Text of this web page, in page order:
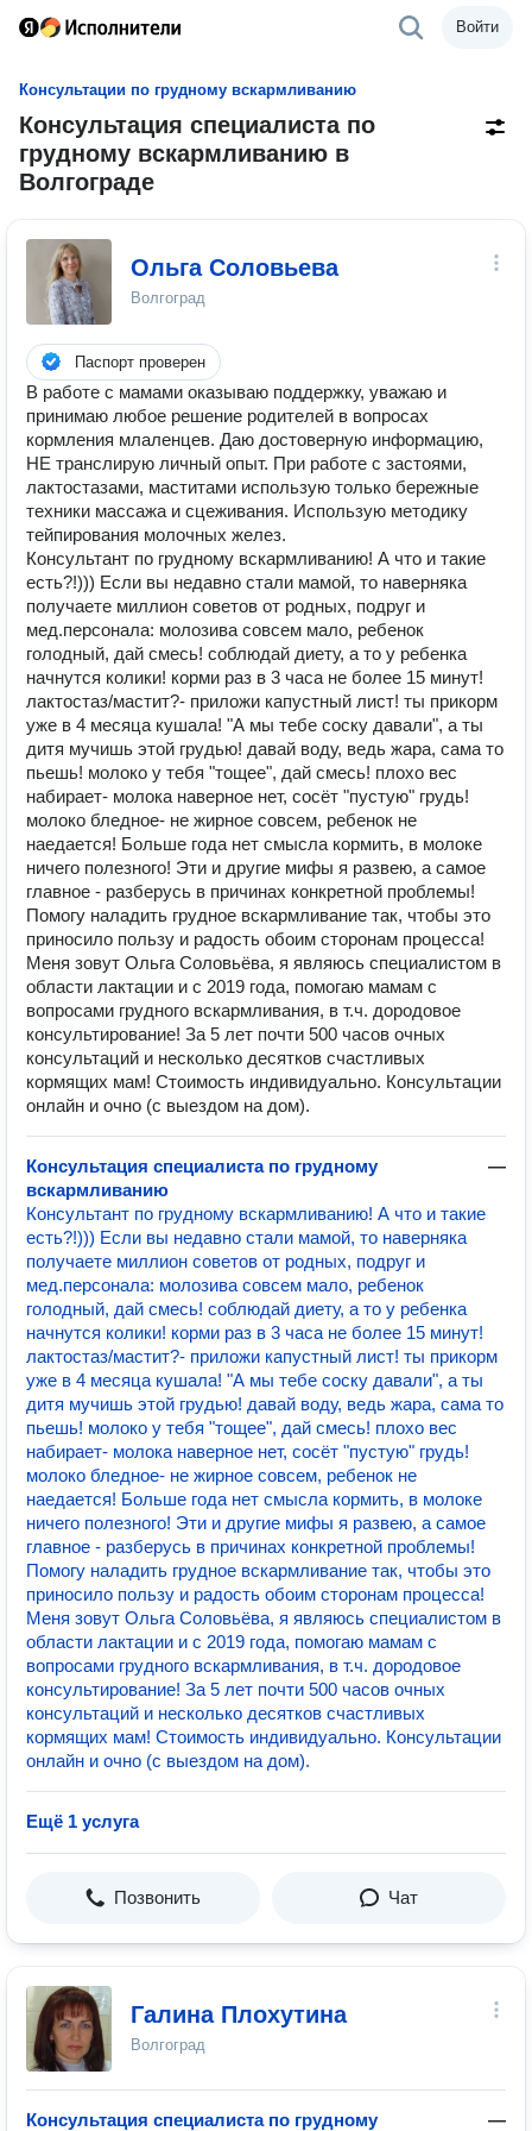
Войти
Консультации по грудному вскармливанию
Консультация специалиста по
грудному вскармливанию в
Волгограде
Ольга Соловьева
Волгоград
Паспорт проверен
В работе с мамами оказываю поддержку, уважаю и
принимаю любое решение родителей в вопросах
кормления млаленцев. Даю достоверную информацию,
НЕ транслирую личный опыт. При работе с застоями,
лактостазами, маститами использую только бережные
техники массажа и сцеживания. Использую методику
тейпирования молочных желез.
Консультант по грудному вскармливанию! А что и такие
есть?!))) Если вы недавно стали мамой, то наверняка
получаете миллион советов от родных, подруг и
мед.персонала: молозива совсем мало, ребенок
голодный, дай смесь! соблюдай диету, а то у ребенка
начнутся колики! корми раз в 3 часа не более 15 минут!
лактостаз/мастит?- приложи капустный лист! ты прикорм
уже в 4 месяца кушала! "А мы тебе соску давали", а ты
дитя мучишь этой грудью! давай воду, ведь жара, сама то
пьешь! молоко у тебя "тощее", дай смесь! плохо вес
набирает- молока наверное нет, сосёт "пустую" грудь!
молоко бледное- не жирное совсем, ребенок не
наедается! Больше года нет смысла кормить, в молоке
ничего полезного! Эти и другие мифы я развею, а самое
главное - разберусь в причинах конкретной проблемы!
Помогу наладить грудное вскармливание так, чтобы это
приносило пользу и радость обоим сторонам процесса!
Меня зовут Ольга Соловьёва, я являюсь специалистом в
области лактации и с 2019 года, помогаю мамам с
вопросами грудного вскармливания, в т.ч. дородовое
консультирование! За 5 лет почти 500 часов очных
консультаций и несколько десятков счастливых
кормящих мам! Стоимость индивидуально. Консультации
онлайн и очно (с выездом на дом).
Консультация специалиста по грудному
вскармливанию
—
Консультант по грудному вскармливанию! А что и такие
есть?!))) Если вы недавно стали мамой, то наверняка
получаете миллион советов от родных, подруг и
мед.персонала: молозива совсем мало, ребенок
голодный, дай смесь! соблюдай диету, а то у ребенка
начнутся колики! корми раз в 3 часа не более 15 минут!
лактостаз/мастит?- приложи капустный лист! ты прикорм
уже в 4 месяца кушала! "А мы тебе соску давали", а ты
дитя мучишь этой грудью! давай воду, ведь жара, сама то
пьешь! молоко у тебя "тощее", дай смесь! плохо вес
набирает- молока наверное нет, сосёт "пустую" грудь!
молоко бледное- не жирное совсем, ребенок не
наедается! Больше года нет смысла кормить, в молоке
ничего полезного! Эти и другие мифы я развею, а самое
главное - разберусь в причинах конкретной проблемы!
Помогу наладить грудное вскармливание так, чтобы это
приносило пользу и радость обоим сторонам процесса!
Меня зовут Ольга Соловьёва, я являюсь специалистом в
области лактации и с 2019 года, помогаю мамам с
вопросами грудного вскармливания, в т.ч. дородовое
консультирование! За 5 лет почти 500 часов очных
консультаций и несколько десятков счастливых
кормящих мам! Стоимость индивидуально. Консультации
онлайн и очно (с выездом на дом).
Ещё 1 услуга
Позвонить Чат
Галина Плохутина
Волгоград
Консультация специалиста по грудному —